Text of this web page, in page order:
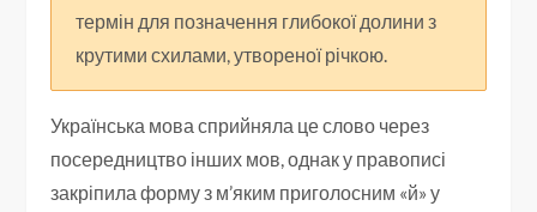
термін для позначення глибокої долини з
крутими схилами, утвореної річкою.
Українська мова сприйняла це слово через
посередництво інших мов, однак у правописі
закріпила форму з м’яким приголосним «й» у